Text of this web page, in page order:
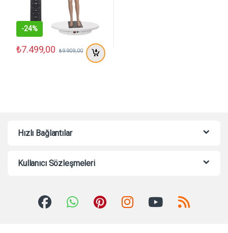
-24%
₺7.499,00 ₺9.909,00
Hızlı Bağlantılar
Kullanıcı Sözleşmeleri